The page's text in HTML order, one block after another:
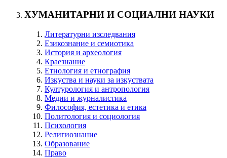
ХУМАНИТАРНИ И СОЦИАЛНИ НАУКИ
Литературни изследвания
Езикознание и семиотика
История и археология
Краезнание
Етнология и етнография
Изкуства и науки за изкуствата
Културология и антропология
Медии и журналистика
Философия, естетика и етика
Политология и социология
Психология
Религиознание
Образование
Право